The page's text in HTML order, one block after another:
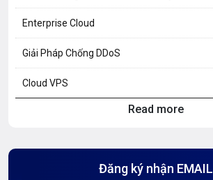
Enterprise Cloud
Giải Pháp Chống DDoS
Cloud VPS
Hướng dẫn Tên miền
Read more
Đăng ký nhận EMAIL